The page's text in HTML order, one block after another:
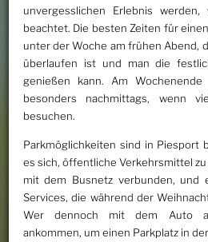
unvergesslichen Erlebnis
beachtet. Die besten Zeiten für
unter der Woche am frühen Abend,
überlaufen ist und man die
genießen kann. Am
besonders nachmittags, wenn
besuchen.
Parkmöglichkeiten sind in Piesport
es sich, öffentliche Verkehrsmittel
mit dem Busnetz verbunden, und
Services, die während der
Wer dennoch mit dem Auto
ankommen, um einen Parkplatz in